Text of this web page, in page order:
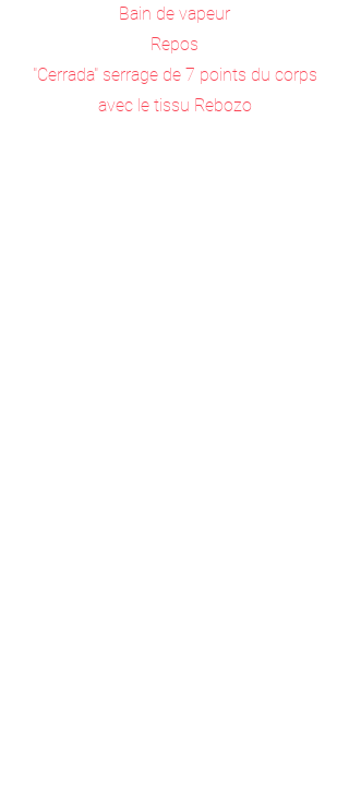
Bain de vapeur
Repos
"Cerrada" serrage de 7 points du corps
avec l e tissu Rebozo